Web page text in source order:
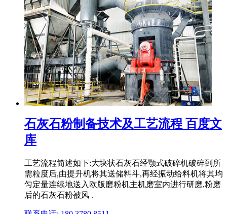
石灰石粉制备技术及工艺流程 百度文
库
工艺流程简述如下:大块状石灰石经颚式破碎机破碎到所
需粒度后,由提升机将其送储料斗,再经振动给料机将其均
匀定量连续地送入欧版磨粉机主机磨室内进行研磨,粉磨
后的石灰石粉被风 .